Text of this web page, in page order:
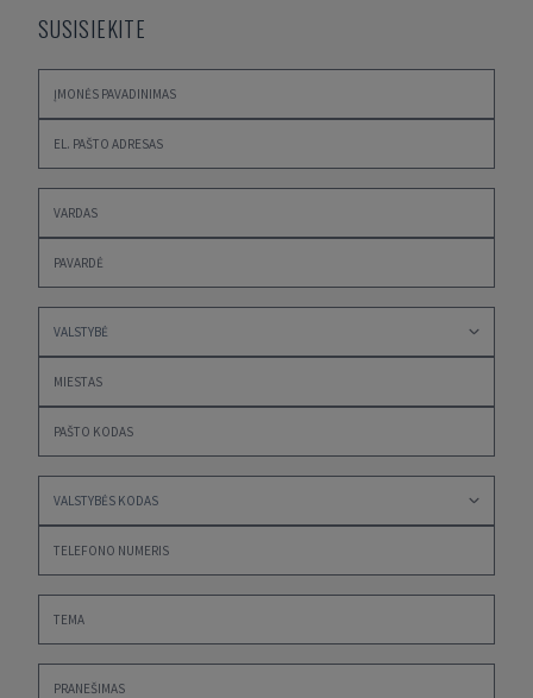
SUSISIEKITE